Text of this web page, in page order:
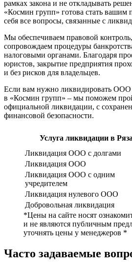
рамках закона и не откладывать
«Космин групп» готова стать вашим
себя все вопросы, связанные с
Мы обеспечиваем правовой
сопровождаем процедуры
налоговыми органами. Благодаря
юристов, закрытие предприятия
и без рисков для владельцев.
Если вам нужно ликвидировать ООО
в «Космин групп» – мы поможем
официальной ликвидации, с
финансовой безопасности.
Услуга ликвидации в
Ликвидация ООО с долгами
Ликвидация ООО
Ликвидация ООО с одним
учредителем
Ликвидация нулевого ООО
Добровольная ликвидация
*Цены на сайте носят
и не являются публичным
уточнять цены у менеджеров *
Часто задаваемые